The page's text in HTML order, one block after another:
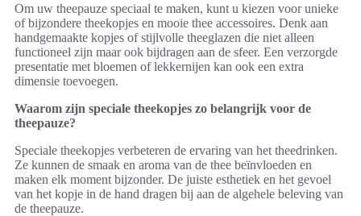
Om uw theepauze speciaal te maken, kunt u kiezen voor unieke
of bijzondere theekopjes en mooie thee accessoires. Denk aan
handgemaakte kopjes of stijlvolle theeglazen die niet alleen
functioneel zijn maar ook bijdragen aan de sfeer. Een verzorgde
presentatie met bloemen of lekkernijen kan ook een extra
dimensie toevoegen.
Waarom zijn speciale theekopjes zo belangrijk voor de
theepauze?
Speciale theekopjes verbeteren de ervaring van het theedrinken.
Ze kunnen de smaak en aroma van de thee beïnvloeden en
maken elk moment bijzonder. De juiste esthetiek en het gevoel
van het kopje in de hand dragen bij aan de algehele beleving van
de theepauze.